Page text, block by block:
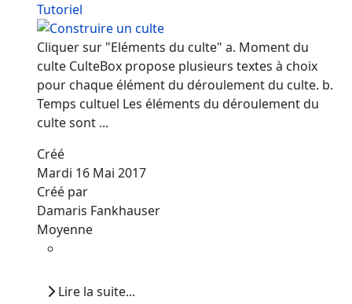
Tutoriel
Cliquer sur "Eléments du culte" a. Moment du
culte CulteBox propose plusieurs textes à choix
pour chaque élément du déroulement du culte. b.
Temps cultuel Les éléments du déroulement du
culte sont ...
Créé
Mardi 16 Mai 2017
Créé par
Damaris Fankhauser
Moyenne
Lire la suite...